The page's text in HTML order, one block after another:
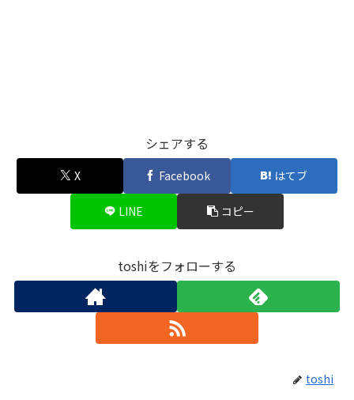
シェアする
X Facebook はてブ
LINE コピー
toshiをフォローする
toshi